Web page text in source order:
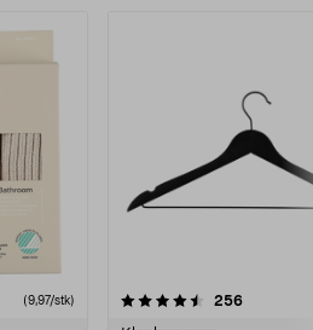
(9,97/stk) 256
4.5av 5 stjerner